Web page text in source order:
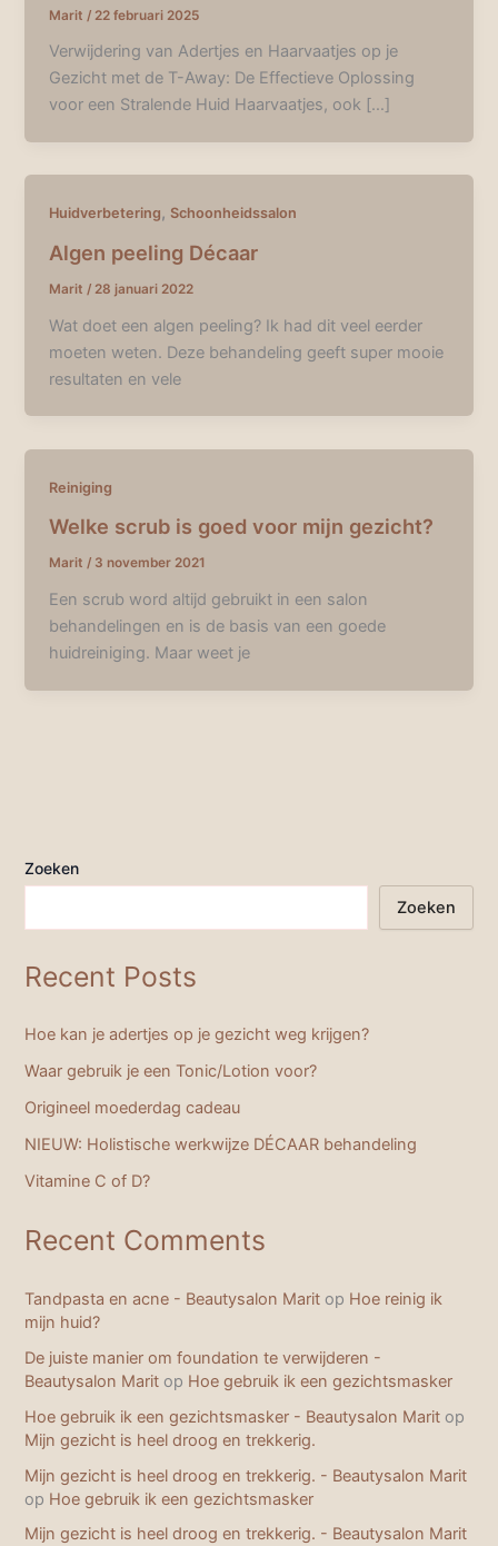
Marit / 22 februari 2025
Verwijdering van Adertjes en Haarvaatjes op je
Gezicht met de T-Away: De Effectieve Oplossing
voor een Stralende Huid Haarvaatjes, ook […]
Huidverbetering,Schoonheidssalon
Algen peeling Décaar
Marit / 28 januari 2022
Wat doet een algen peeling? Ik had dit veel eerder
moeten weten. Deze behandeling geeft super mooie
resultaten en vele
Reiniging
Welke scrub is goed voor mijn gezicht?
Marit/ 3 november 2021
Een scrub word altijd gebruikt in een salon
behandelingen en is de basis van een goede
huidreiniging. Maar weet je
Zoeken
Zoeken
Recent Posts
Hoe kan je adertjes op je gezicht weg krijgen?
Waar gebruik je een Tonic/Lotion voor?
Origineel moederdag cadeau
NIEUW: Holistische werkwijze DÉCAAR behandeling
Vitamine C of D?
Recent Comments
Tandpasta en acne - Beautysalon Marit op Hoe reinig ik
mijn huid?
De juiste manier om foundation te verwijderen -
Beautysalon Marit op Hoe gebruik ik een gezichtsmasker
Hoe gebruik ik een gezichtsmasker - Beautysalon Marit op
Mijn gezicht is heel droog en trekkerig.
Mijn gezicht is heel droog en trekkerig. - Beautysalon Marit
op Hoe gebruik ik een gezichtsmasker
Mijn gezicht is heel droog en trekkerig. - Beautysalon Marit